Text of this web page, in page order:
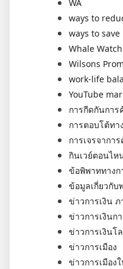
WA
ways to
ways to
Whale
Wilsons
work-life
YouTube
การกีดกันการ
การตอบโต้ทา
การเจรจากา
กินเวย์ตอนไ
ข้อพิพาททางก
ข้อมูลเกี่ยวกับ
ข่าวการเงิน
ข่าวการเงินก
ข่าวการเงินโ
ข่าวการเมือง
ข่าวการเมือง